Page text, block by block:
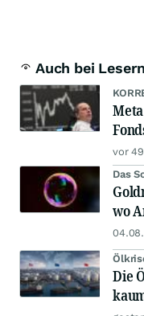
Auch bei
vor
Das
wo
Die